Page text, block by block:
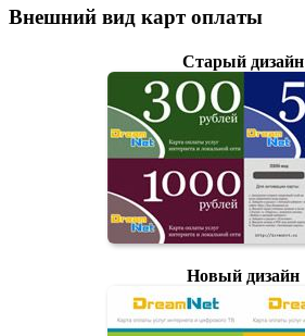
Внешний вид карт оплаты
Старый дизайн
Новый дизайн